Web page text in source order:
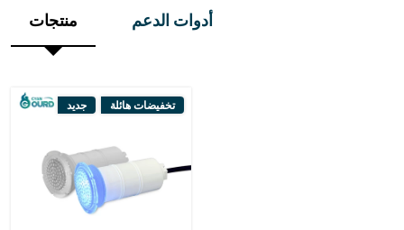
منتجات أدوات الدعم
جديد تخفيضات هائلة